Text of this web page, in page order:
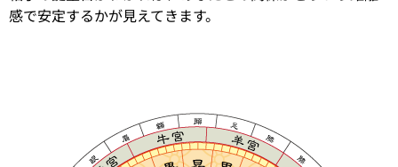
感で安定するかが見えてきます。